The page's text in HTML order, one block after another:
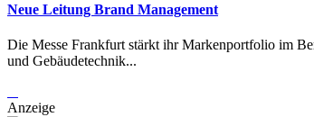
Neue Leitung Brand Management
Die Messe Frankfurt stärkt ihr Markenportfolio im
und Gebäudetechnik...
Anzeige